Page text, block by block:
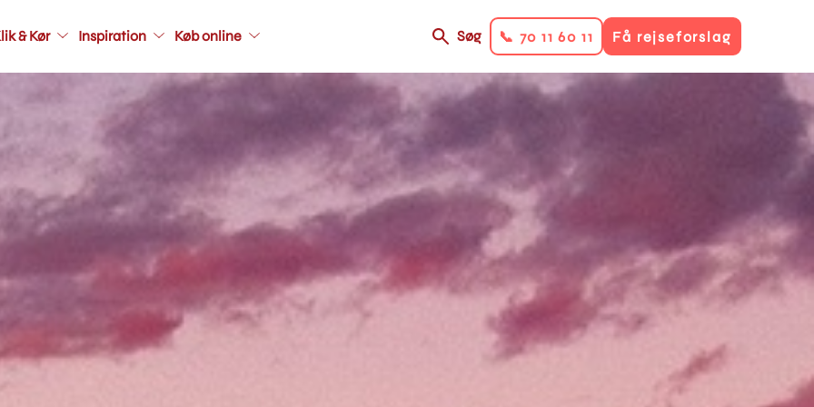
& Kør Inspiration Køb online
secondary
Søg 📞 70 11 60 11 Få rejseforslag